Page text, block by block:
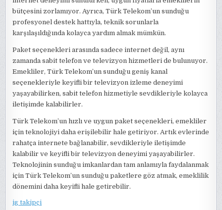
bütçesini zorlamıyor. Ayrıca, Türk Telekom’un sunduğu
profesyonel destek hattıyla, teknik sorunlarla
karşılaşıldığında kolayca yardım almak mümkün.
Paket seçenekleri arasında sadece internet değil, aynı
zamanda sabit telefon ve televizyon hizmetleri de bulunuyor.
Emekliler, Türk Telekom’un sunduğu geniş kanal
seçenekleriyle keyifli bir televizyon izleme deneyimi
yaşayabilirken, sabit telefon hizmetiyle sevdikleriyle kolayca
iletişimde kalabilirler.
Türk Telekom’un hızlı ve uygun paket seçenekleri, emekliler
için teknolojiyi daha erişilebilir hale getiriyor. Artık evlerinde
rahatça internete bağlanabilir, sevdikleriyle iletişimde
kalabilir ve keyifli bir televizyon deneyimi yaşayabilirler.
Teknolojinin sunduğu imkanlardan tam anlamıyla faydalanmak
için Türk Telekom’un sunduğu paketlere göz atmak, emeklilik
dönemini daha keyifli hale getirebilir.
ig takipçi